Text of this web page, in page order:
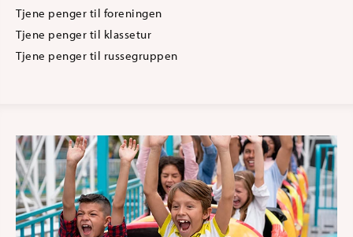
Tjene penger til foreningen
Tjene penger til klassetur
Tjene penger til russegruppen